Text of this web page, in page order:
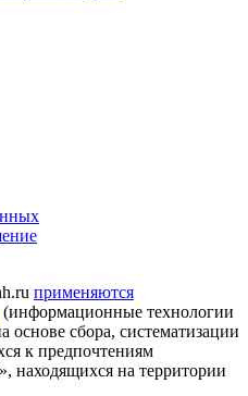
применяются
(информационные технологии
сбора, систематизации
к предпочтениям
находящихся на территории